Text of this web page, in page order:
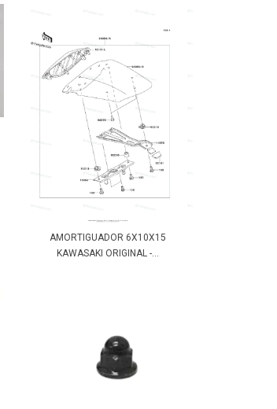
AMORTIGUADOR 6X10X15
KAWASAKI ORIGINAL -...